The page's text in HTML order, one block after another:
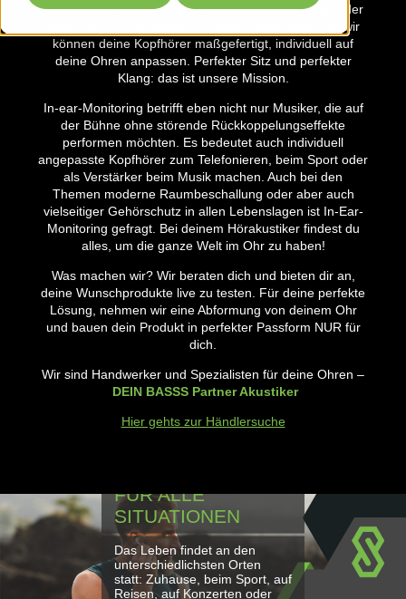
oder perfekten Sound auf den Ohren geht. Ob laut oder
leise – wir können beides. Und das Beste daran ist: wir
können deine Kopfhörer maßgefertigt, individuell auf
deine Ohren anpassen. Perfekter Sitz und perfekter
Klang: das ist unsere Mission.
In-ear-Monitoring betrifft eben nicht nur Musiker, die auf
der Bühne ohne störende Rückkoppelungseffekte
performen möchten. Es bedeutet auch individuell
angepasste Kopfhörer zum Telefonieren, beim Sport oder
als Verstärker beim Musik machen. Auch bei den
Themen moderne Raumbeschallung oder aber auch
vielseitiger Gehörschutz in allen Lebenslagen ist In-Ear-
Monitoring gefragt. Bei deinem Hörakustiker findest du
alles, um die ganze Welt im Ohr zu haben!
Was machen wir? Wir beraten dich und bieten dir an,
deine Wunschprodukte live zu testen. Für deine perfekte
Lösung, nehmen wir eine Abformung von deinem Ohr
und bauen dein Produkt in perfekter Passform NUR für
dich.
Wir sind Handwerker und Spezialisten für deine Ohren –
DEIN BASSS Partner Akustiker
Hier gehts zur Händlersuche
FÜR ALLE
SITUATIONEN
Das Leben findet an den
unterschiedlichsten Orten
statt: Zuhause, beim Sport, auf
Reisen, auf Konzerten oder